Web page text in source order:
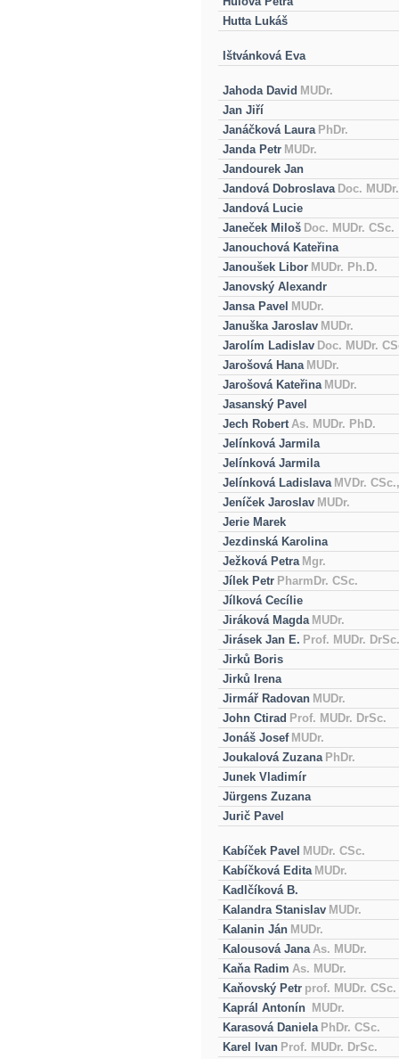
Hutta Lukáš
Ištvánková Eva
Jahoda David MUDr.
Jan Jiří
Janáčková Laura PhDr.
Janda Petr MUDr.
Jandourek Jan
Jandová Dobroslava Doc. MUDr.
Jandová Lucie
Janeček Miloš Doc. MUDr. CSc.
Janouchová Kateřina
Janoušek Libor MUDr. Ph.D.
Janovský Alexandr
Jansa Pavel MUDr.
Januška Jaroslav MUDr.
Jarolím Ladislav Doc. MUDr.
Jarošová Hana MUDr.
Jarošová Kateřina MUDr.
Jasanský Pavel
Jech Robert As. MUDr. PhD.
Jelínková Jarmila
Jelínková Jarmila
Jelínková Ladislava MVDr. CSc.,
Jeníček Jaroslav MUDr.
Jerie Marek
Jezdinská Karolina
Ježková Petra Mgr.
Jílek Petr PharmDr. CSc.
Jílková Cecílie
Jiráková Magda MUDr.
Jirásek Jan E. Prof. MUDr. DrSc.
Jirků Boris
Jirků Irena
Jirmář Radovan MUDr.
John Ctirad Prof. MUDr. DrSc.
Jonáš Josef MUDr.
Joukalová Zuzana PhDr.
Junek Vladimír
Jürgens Zuzana
Jurič Pavel
Kabíček Pavel MUDr. CSc.
Kabíčková Edita MUDr.
Kadlčíková B.
Kalandra Stanislav MUDr.
Kalanin Ján MUDr.
Kalousová Jana As. MUDr.
Kaňa Radim As. MUDr.
Kaňovský Petr prof. MUDr. CSc.
Kaprál Antonín MUDr.
Karasová Daniela PhDr. CSc.
Karel Ivan Prof. MUDr. DrSc.